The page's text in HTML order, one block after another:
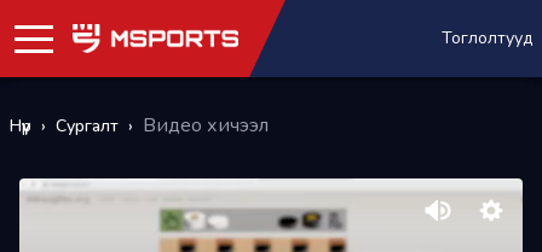
Тоглолтууд
Нүүр › Сургалт › Видео хичээл
PLUS+